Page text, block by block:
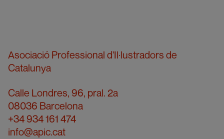
Asociació Professional d'Il·lustradors de
Catalunya
Calle Londres, 96, pral. 2a
08036 Barcelona
+34 934 161 474
info@apic.cat